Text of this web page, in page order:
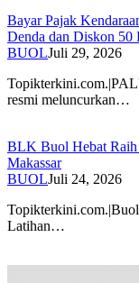
Bayar Pajak
Denda dan Diskon 50
BUOLJuli 29, 2026
resmi meluncurkan…
BLK Buol Hebat Raih
Makassar
BUOLJuli 24, 2026
Latihan…